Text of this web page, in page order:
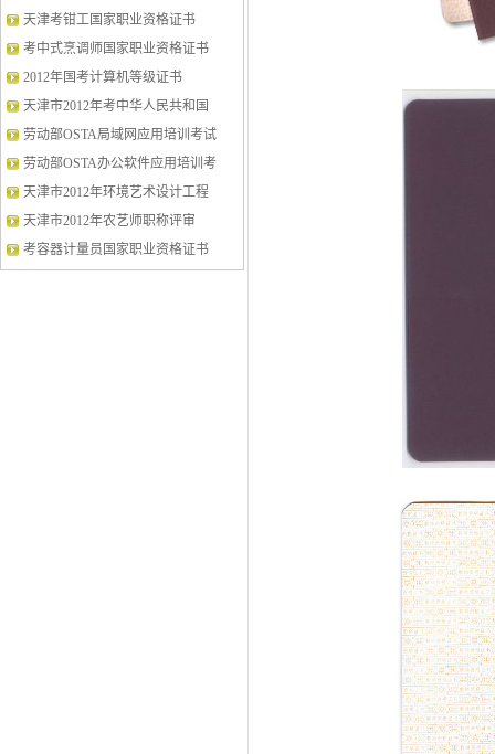
天津考钳工国家职业资格证书
考中式烹调师国家职业资格证书
2012年国考计算机等级证书
天津市2012年考中华人民共和国
劳动部OSTA局域网应用培训考试
劳动部OSTA办公软件应用培训考
天津市2012年环境艺术设计工程
天津市2012年农艺师职称评审
考容器计量员国家职业资格证书